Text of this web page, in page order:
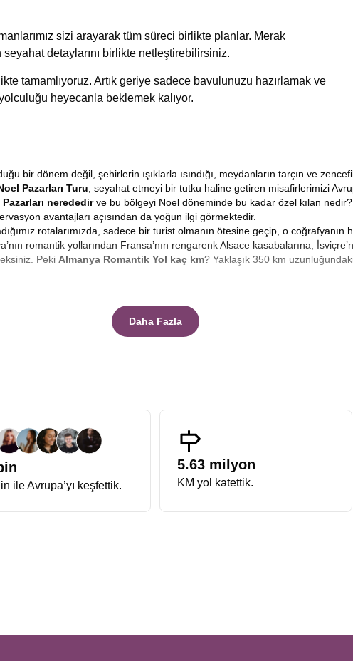
sizi arayarak tüm süreci birlikte planlar. Merak
detaylarını birlikte netleştirebilirsiniz.
tamamlıyoruz. Artık geriye sadece bavulunuzu hazırlamak ve
heyecanla beklemek kalıyor.
bir dönem değil, şehirlerin ışıklarla ısındığı, meydanların tarçın ve
Pazarları Turu , seyahat etmeyi bir tutku haline getiren misafirlerimizi
nerededir ve bu bölgeyi Noel döneminde bu kadar özel kılan
avantajları açısından da yoğun ilgi görmektedir.
rotalarımızda, sadece bir turist olmanın ötesine geçip, o
romantik yollarından Fransa’nın rengarenk Alsace kasabalarına,
Peki Almanya Romantik Yol kaç km? Yaklaşık 350 km
yapımı ahşap oyuncaklar, cam üfleme süsler, yerel kurabiyeler ve geleneksel
bu pazarlar, yerel halkın sosyalleştiği, sıcak şarap içip ayaküstü sohbet
kıyısında nasıl harmanlandığını görmek isteyenler için
Fransa
hakimken, Alsace tarafında zarafet, estetik ve gastronomi öne çıkar. Sabah
bu turun en keyifli yanıdır. Aynı zamanda Almanya Fransa Noel
verilecek cevap kesinlikle Alsace bölgesi ve Almanya’nın güney
atmosfer bu bölgeyi benzersiz kılar.
korur. Avrupa’nın en eski pazarlarından biri olan Christkindelsmärik,
çıkar.
çeşitliliği en güçlü şekilde hissettiren rotalardan biridir. Basel’in zarif
Daha Fazla
ile Avrupa’yı keşfettik.
5.63 milyon
KM yol katettik.